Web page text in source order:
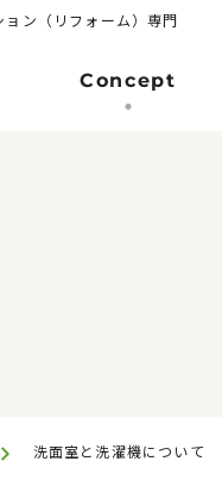
ン（リフォーム）専門
Concept
洗面室と洗濯機について